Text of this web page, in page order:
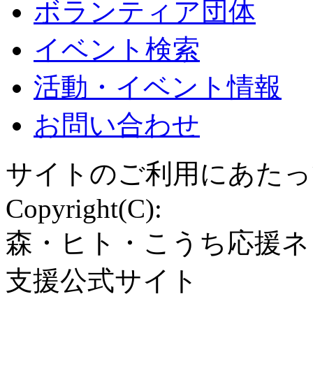
ボランティア団体
イベント検索
活動・イベント情報
お問い合わせ
サイトのご利用にあた
Copyright(C):
森・ヒト・こうち応援
支援公式サイト